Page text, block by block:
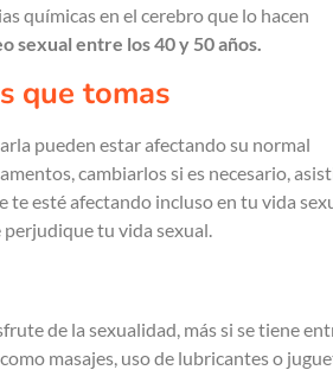
químicas en el cerebro que lo hacen
sexual entre los 40 y 50 años.
que tomas
pueden estar afectando su normal
cambiarlos si es necesario,
esté afectando incluso en tu vida
tu vida sexual.
de la sexualidad, más si se tiene
masajes, uso de lubricantes o